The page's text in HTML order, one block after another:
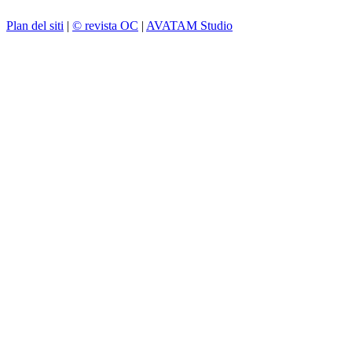
Plan del siti | © revista OC | AVATAM Studio